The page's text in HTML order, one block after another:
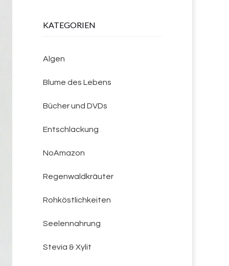
KATEGORIEN
Algen
Blume des Lebens
Bücher und DVDs
Entschlackung
NoAmazon
Regenwaldkräuter
Rohköstlichkeiten
Seelennahrung
Stevia & Xylit